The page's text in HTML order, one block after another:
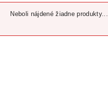
Neboli nájdené žiadne produkty...